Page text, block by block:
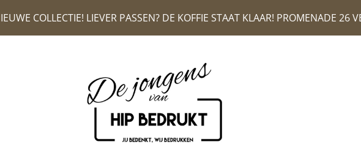
COLLECTIE! LIEVER PASSEN? DE KOFFIE STAAT KLAAR! PROMENADE 26